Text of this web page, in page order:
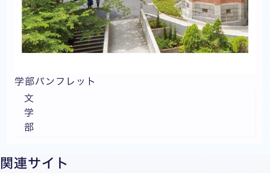
学部パンフレット
文
学
部
関連サイト